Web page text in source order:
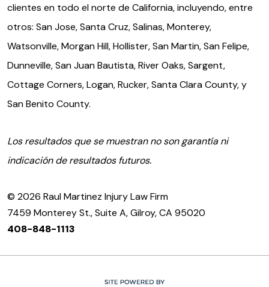
clientes en todo el norte de California, incluyendo, entre
otros: San Jose, Santa Cruz, Salinas, Monterey,
Watsonville, Morgan Hill, Hollister, San Martin, San Felipe,
Dunneville, San Juan Bautista, River Oaks, Sargent,
Cottage Corners, Logan, Rucker, Santa Clara County, y
San Benito County.
Los resultados que se muestran no son garantía ni
indicación de resultados futuros.
© 2026 Raul Martinez Injury Law Firm
7459 Monterey St., Suite A, Gilroy, CA 95020
408-848-1113